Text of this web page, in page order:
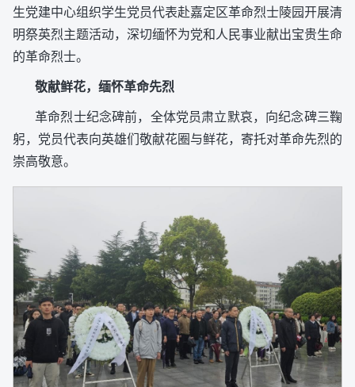
生党建中心组织学生党员代表赴嘉定区革命烈士陵园开展清
明祭英烈主题活动，深切缅怀为党和人民事业献出宝贵生命
的革命烈士。
敬献鲜花，缅怀革命先烈
革命烈士纪念碑前，全体党员肃立默哀，向纪念碑三鞠
躬，党员代表向英雄们敬献花圈与鲜花，寄托对革命先烈的
崇高敬意。